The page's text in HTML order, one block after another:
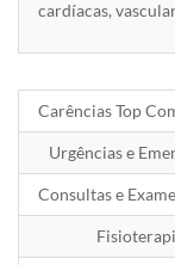
cardíacas,
Carências Top
Urgências e
Consultas e